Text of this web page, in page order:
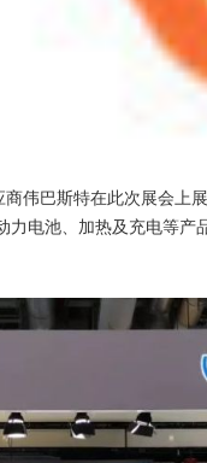
伟巴斯特在此次展会上
电池、加热及充电等产品